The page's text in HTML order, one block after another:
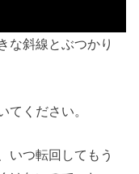
な斜線とぶつかり
てください。
いつ転回してもう